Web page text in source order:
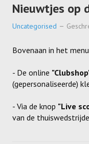
Nieuwtjes op
Uncategorised
Bovenaan in het
- De online
(gepersonaliseerde)
- Via de knop "Live
van de